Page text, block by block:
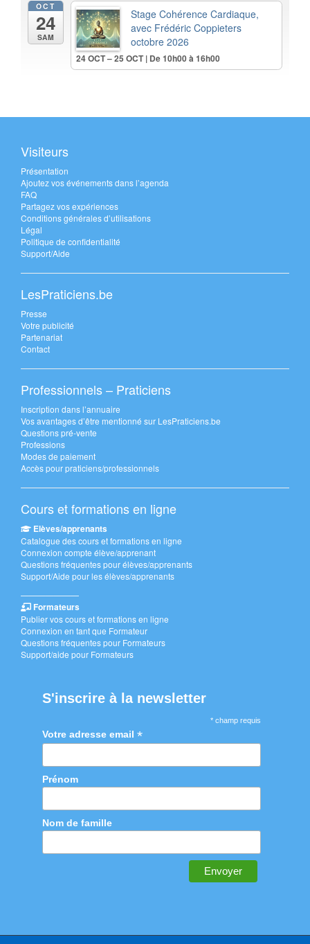
OCT
24
SAM
Stage Cohérence Cardiaque,
avec Frédéric Coppieters
octobre 2026
24 OCT – 25 OCT | De 10h00 à 16h00
Visiteurs
Présentation
Ajoutez vos événements dans l’agenda
FAQ
Partagez vos expériences
Conditions générales d’utilisations
Légal
Politique de confidentialité
Support/Aide
LesPraticiens.be
Presse
Votre publicité
Partenariat
Contact
Professionnels – Praticiens
Inscription dans l’annuaire
Vos avantages d’être mentionné sur LesPraticiens.be
Questions pré-vente
Professions
Modes de paiement
Accès pour praticiens/professionnels
Cours et formations en ligne
Elèves/apprenants
Catalogue des cours et formations en ligne
Connexion compte élève/apprenant
Questions fréquentes pour élèves/apprenants
Support/Aide pour les élèves/apprenants
———————
Formateurs
Publier vos cours et formations en ligne
Connexion en tant que Formateur
Questions fréquentes pour Formateurs
Support/aide pour Formateurs
S'inscrire à la newsletter
* champ requis
Votre adresse email*
Prénom
Nom de famille